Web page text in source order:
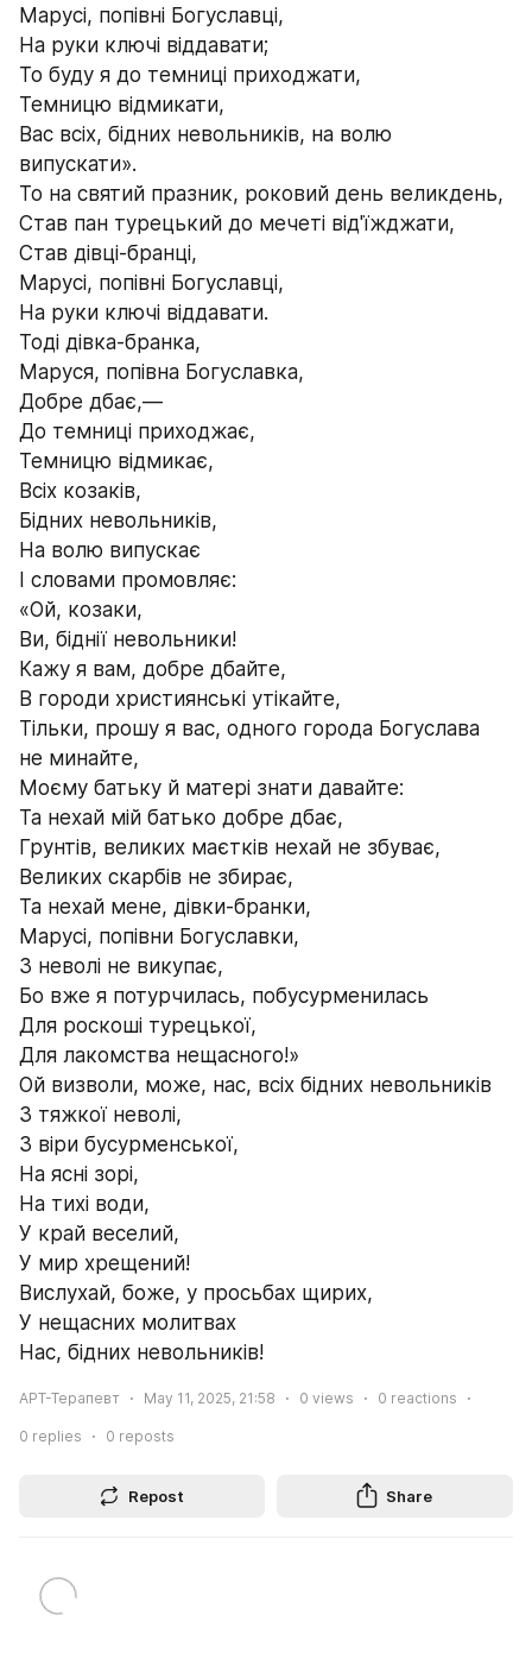
Марусі, попівні Богуславці,
На руки ключі віддавати;
То буду я до темниці приходжати,
Темницю відмикати,
Вас всіх, бідних невольників, на волю
випускати».
То на святий празник, роковий день великдень,
Став пан турецький до мечеті від'їжджати,
Став дівці-бранці,
Марусі, попівні Богуславці,
На руки ключі віддавати.
Тоді дівка-бранка,
Маруся, попівна Богуславка,
Добре дбає,—
До темниці приходжає,
Темницю відмикає,
Всіх козаків,
Бідних невольників,
На волю випускає
І словами промовляє:
«Ой, козаки,
Ви, біднії невольники!
Кажу я вам, добре дбайте,
В городи християнські утікайте,
Тільки, прошу я вас, одного города Богуслава
не минайте,
Моєму батьку й матері знати давайте:
Та нехай мій батько добре дбає,
Грунтів, великих маєтків нехай не збуває,
Великих скарбів не збирає,
Та нехай мене, дівки-бранки,
Марусі, попівни Богуславки,
3 неволі не викупає,
Бо вже я потурчилась, побусурменилась
Для роскоші турецької,
Для лакомства нещасного!»
Ой визволи, може, нас, всіх бідних невольників
3 тяжкої неволі,
3 віри бусурменської,
На ясні зорі,
На тихі води,
У край веселий,
У мир хрещений!
Вислухай, боже, у просьбах щирих,
У нещасних молитвах
Нас, бідних невольників!
АРТ-Терапевт May 11, 2025, 21:58 0 views 0 reactions
0 replies 0 reposts
Repost Share